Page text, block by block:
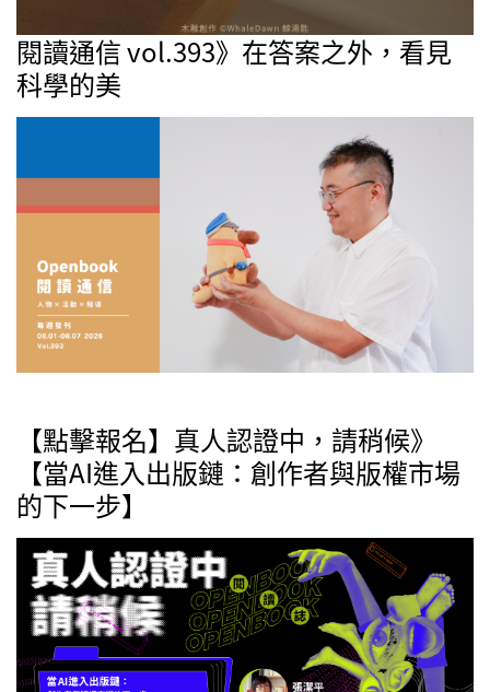
閱讀通信 vol.393》在答案之外，看見
科學的美
【點擊報名】真人認證中，請稍候》
【當AI進入出版鏈：創作者與版權市場
的下一步】